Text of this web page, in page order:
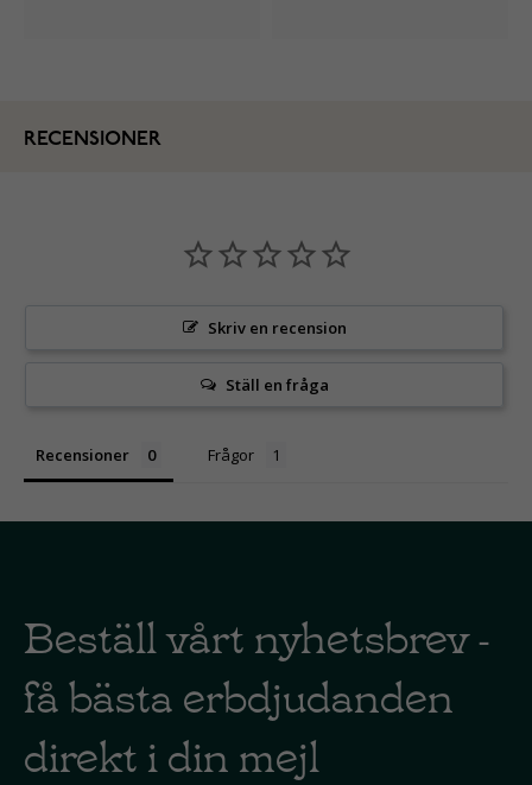
RECENSIONER
Skriv en recension
Ställ en fråga
Recensioner Frågor
Beställ vårt nyhetsbrev -
få bästa erbdjudanden
direkt i din mejl